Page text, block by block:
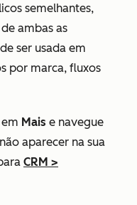
semelhantes,
ambas as
ser usada em
por marca, fluxos
Mais e navegue
não aparecer na sua
CRM >